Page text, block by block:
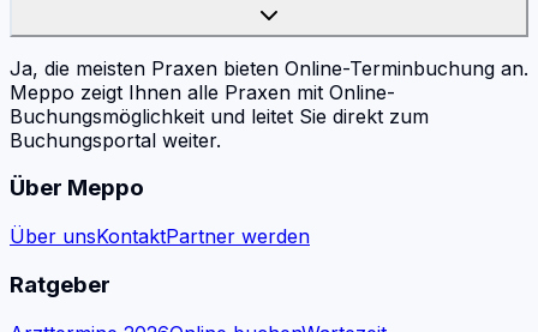
Ja, die meisten Praxen bieten Online-Terminbuchung an.
Meppo zeigt Ihnen alle Praxen mit Online-
Buchungsmöglichkeit und leitet Sie direkt zum
Buchungsportal weiter.
Über Meppo
Über unsKontaktPartner werden
Ratgeber